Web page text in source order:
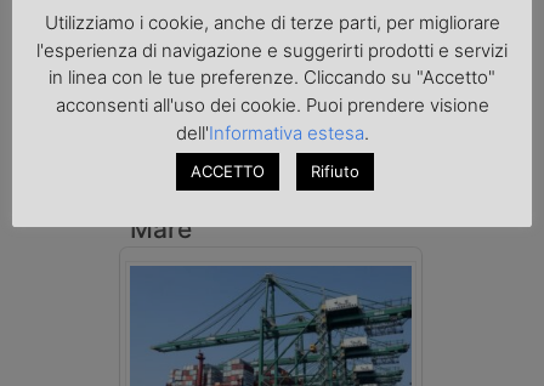
Cassazione conferma validità multe per
velocità col cronotachigrafo
La Cassazione conferma la qualifica di
spedizioniere-vettore
Esenzione Iva nei trasporti internazionali
su tutta la filiera
Mare
Utilizziamo i cookie, anche di terze parti, per migliorare
l'esperienza di navigazione e suggerirti prodotti e servizi
in linea con le tue preferenze. Cliccando su "Accetto"
acconsenti all'uso dei cookie. Puoi prendere visione
dell'Informativa estesa.
ACCETTO Rifiuto